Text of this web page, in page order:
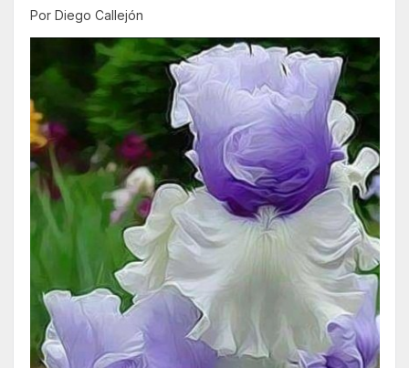
Por Diego Callejón